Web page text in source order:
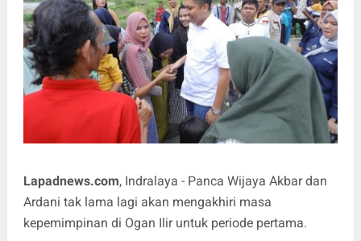
Lapadnews.com, Indralaya - Panca Wijaya Akbar dan
Ardani tak lama lagi akan mengakhiri masa
kepemimpinan di Ogan Ilir untuk periode pertama.